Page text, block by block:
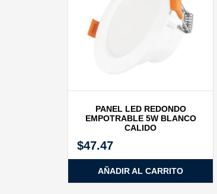
PANEL LED REDONDO
EMPOTRABLE 5W BLANCO
CALIDO
$47.47
AÑADIR AL CARRITO